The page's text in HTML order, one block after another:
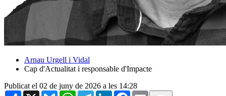
Arnau Urgell i Vidal
Cap d'Actualitat i responsable d'Impacte
Publicat el 02 de juny de 2026 a les 14:28
Share X BlueskyWhatsAppTelegramLinkedInFacebook
Email